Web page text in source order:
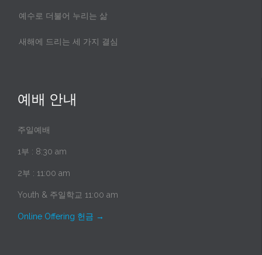
예수로 더불어 누리는 삶
새해에 드리는 세 가지 결심
예배 안내
주일예배
1부 : 8:30 am
2부 : 11:00 am
Youth & 주일학교 11:00 am
Online Offering 헌금 →